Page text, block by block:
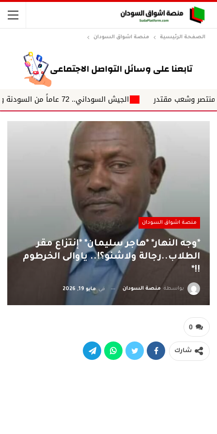
الصفحة الرئيسية منصة اشواق السودان
مقتدر الجيش السوداني.. 72 عاماً من السودنة وسداد فواتير السياسة د. حيدر البدري.. يكتب في نقطة سطر جديد...
منصة اشواق السودان
*وجه النهار* *هاجر سليمان* *إنتزاع مقر
الطلاب..رجالة ولاشنو؟!.. ياوالى الخرطوم
!!*
بواسطة منصة السودان فيمايو 19, 2026
0
شارك